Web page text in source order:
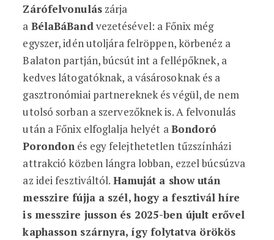
Zárófelvonulászárja
a BélaBáBandvezetésével: a Főnix még
egyszer, idén utoljára felröppen, körbenéz a
Balaton partján, búcsút int a fellépőknek, a
kedves látogatóknak, a vásárosoknak és a
gasztronómiai partnereknek és végül, de nem
utolsó sorban a szervezőknek is. A felvonulás
után a Főnix elfoglalja helyét aBondoró
Porondon és egy felejthetetlen tűzszínházi
attrakció közben lángra lobban, ezzel búcsúzva
az idei fesztiváltól. Hamuját a show után
messzire fújja a szél, hogy a fesztivál híre
is messzire jusson és 2025-ben újult erővel
kaphasson szárnyra, így folytatva örökös